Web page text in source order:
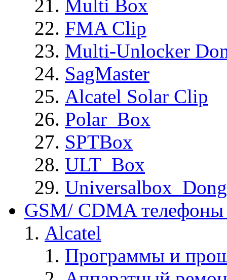
Multi Box
FMA Clip
Multi-Unlocker
SagMaster
Alcatel Solar Clip
Polar_Box
SPTBox
ULT_Box
GSM/ CDMA
Alcatel
Программы и